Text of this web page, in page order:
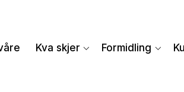
Kva skjer Formidling